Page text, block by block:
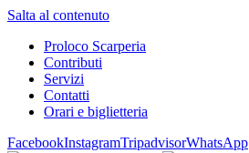
Salta al contenuto
Proloco Scarperia
Contributi
Servizi
Contatti
Orari e biglietteria
FacebookInstagramTripadvisorWhatsApp